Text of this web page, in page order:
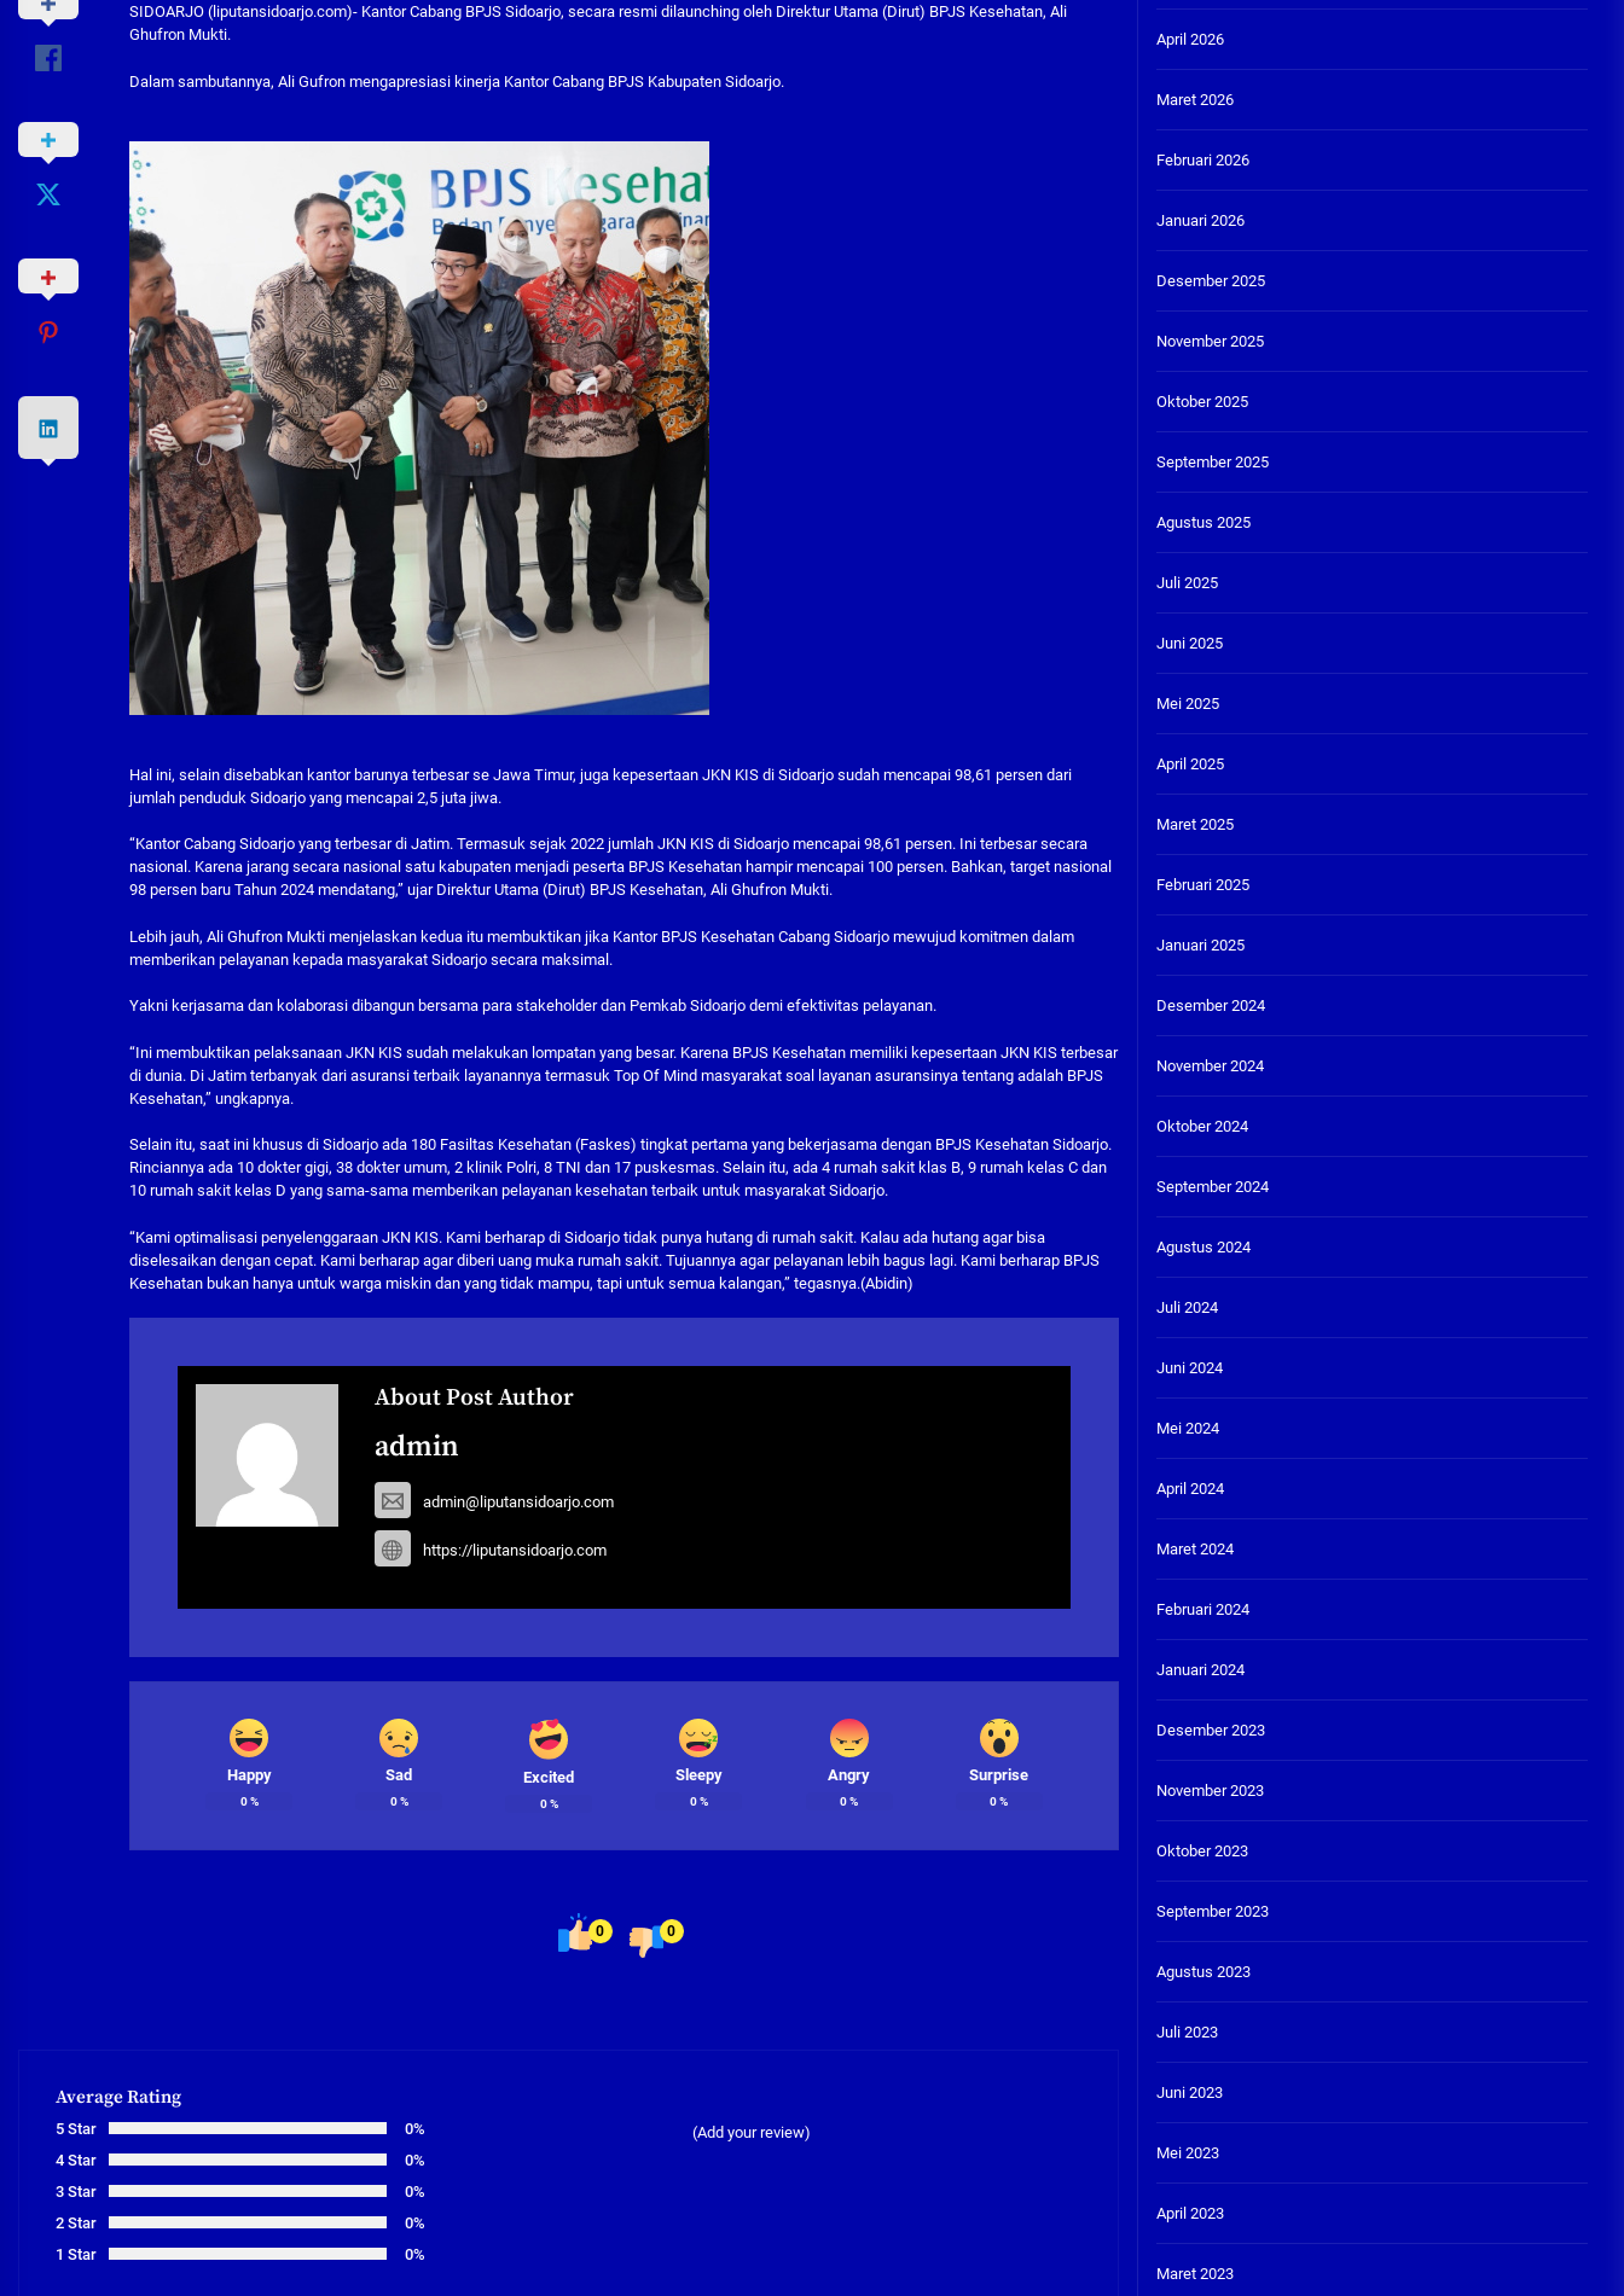
SIDOARJO (liputansidoarjo.com)- Kantor Cabang BPJS Sidoarjo, secara resmi dilaunching oleh Direktur Utama (Dirut) BPJS Kesehatan, Ali
Ghufron Mukti.
Dalam sambutannya, Ali Gufron mengapresiasi kinerja Kantor Cabang BPJS Kabupaten Sidoarjo.
Hal ini, selain disebabkan kantor barunya terbesar se Jawa Timur, juga kepesertaan JKN KIS di Sidoarjo sudah mencapai 98,61 persen dari
jumlah penduduk Sidoarjo yang mencapai 2,5 juta jiwa.
“Kantor Cabang Sidoarjo yang terbesar di Jatim. Termasuk sejak 2022 jumlah JKN KIS di Sidoarjo mencapai 98,61 persen. Ini terbesar secara
nasional. Karena jarang secara nasional satu kabupaten menjadi peserta BPJS Kesehatan hampir mencapai 100 persen. Bahkan, target nasional
98 persen baru Tahun 2024 mendatang,” ujar Direktur Utama (Dirut) BPJS Kesehatan, Ali Ghufron Mukti.
Lebih jauh, Ali Ghufron Mukti menjelaskan kedua itu membuktikan jika Kantor BPJS Kesehatan Cabang Sidoarjo mewujud komitmen dalam
memberikan pelayanan kepada masyarakat Sidoarjo secara maksimal.
Yakni kerjasama dan kolaborasi dibangun bersama para stakeholder dan Pemkab Sidoarjo demi efektivitas pelayanan.
“Ini membuktikan pelaksanaan JKN KIS sudah melakukan lompatan yang besar. Karena BPJS Kesehatan memiliki kepesertaan JKN KIS terbesar
di dunia. Di Jatim terbanyak dari asuransi terbaik layanannya termasuk Top Of Mind masyarakat soal layanan asuransinya tentang adalah BPJS
Kesehatan,” ungkapnya.
Selain itu, saat ini khusus di Sidoarjo ada 180 Fasiltas Kesehatan (Faskes) tingkat pertama yang bekerjasama dengan BPJS Kesehatan Sidoarjo.
Rinciannya ada 10 dokter gigi, 38 dokter umum, 2 klinik Polri, 8 TNI dan 17 puskesmas. Selain itu, ada 4 rumah sakit klas B, 9 rumah kelas C dan
10 rumah sakit kelas D yang sama-sama memberikan pelayanan kesehatan terbaik untuk masyarakat Sidoarjo.
“Kami optimalisasi penyelenggaraan JKN KIS. Kami berharap di Sidoarjo tidak punya hutang di rumah sakit. Kalau ada hutang agar bisa
diselesaikan dengan cepat. Kami berharap agar diberi uang muka rumah sakit. Tujuannya agar pelayanan lebih bagus lagi. Kami berharap BPJS
Kesehatan bukan hanya untuk warga miskin dan yang tidak mampu, tapi untuk semua kalangan,” tegasnya.(Abidin)
About Post Author
admin
admin@liputansidoarjo.com
https://liputansidoarjo.com
Happy
0%
Sad
0%
Excited
0%
Sleepy
0%
Angry
0%
Surprise
0%
0 0
Average Rating
5 Star
0%
4 Star
0%
3 Star
0%
2 Star
0%
1 Star
0%
(Add your review)
April 2026
Maret 2026
Februari 2026
Januari 2026
Desember 2025
November 2025
Oktober 2025
September 2025
Agustus 2025
Juli 2025
Juni 2025
Mei 2025
April 2025
Maret 2025
Februari 2025
Januari 2025
Desember 2024
November 2024
Oktober 2024
September 2024
Agustus 2024
Juli 2024
Juni 2024
Mei 2024
April 2024
Maret 2024
Februari 2024
Januari 2024
Desember 2023
November 2023
Oktober 2023
September 2023
Agustus 2023
Juli 2023
Juni 2023
Mei 2023
April 2023
Maret 2023